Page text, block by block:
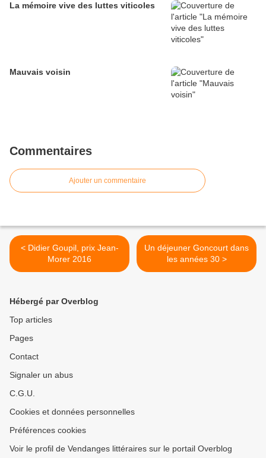
La mémoire vive des luttes viticoles
Mauvais voisin
Commentaires
Ajouter un commentaire
< Didier Goupil, prix Jean-
Morer 2016
Un déjeuner Goncourt dans
les années 30 >
Hébergé par Overblog
Top articles
Pages
Contact
Signaler un abus
C.G.U.
Cookies et données personnelles
Préférences cookies
Voir le profil de Vendanges littéraires sur le portail Overblog